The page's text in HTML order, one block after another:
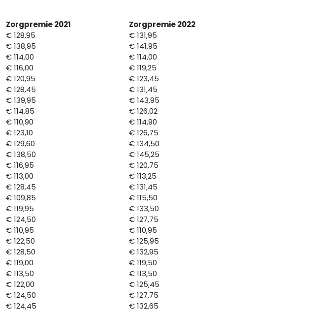
Zorgpremie 2021
Zorgpremie 2022
€ 128,95
€ 131,95
€ 138,95
€ 141,95
€ 114,00
€ 114,00
€ 116,00
€ 119,25
€ 120,95
€ 123,45
€ 128,45
€ 131,45
€ 139,95
€ 143,95
€ 114,85
€ 126,02
€ 110,90
€ 114,90
€ 123,10
€ 126,75
€ 129,60
€ 134,50
€ 138,50
€ 145,25
€ 116,95
€ 120,75
€ 113,00
€ 113,25
€ 128,45
€ 131,45
€ 109,85
€ 115,50
€ 119,95
€ 133,50
€ 124,50
€ 127,75
€ 110,95
€ 110,95
€ 122,50
€ 125,95
€ 128,50
€ 132,95
€ 119,00
€ 119,50
€ 113,50
€ 113,50
€ 122,00
€ 125,45
€ 124,50
€ 127,75
€ 124,45
€ 132,65